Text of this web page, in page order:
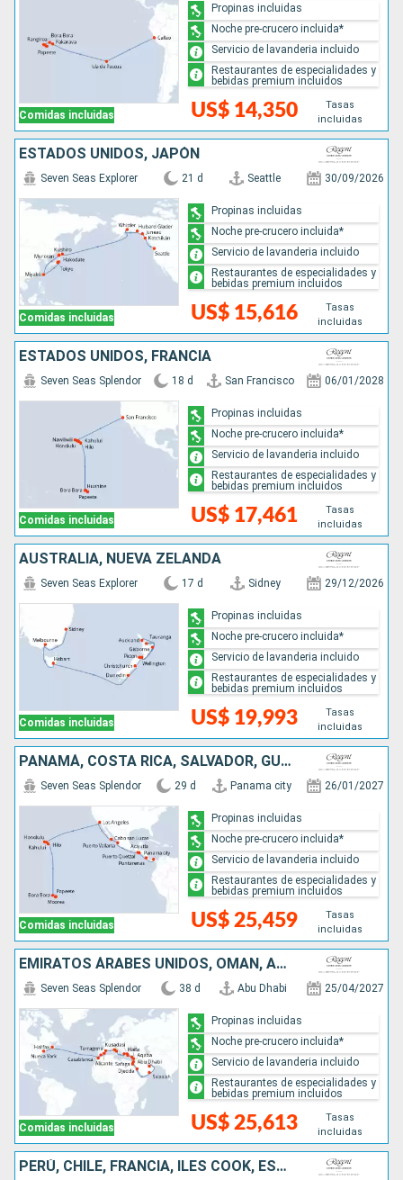
Comidas incluidas US$ 14,350
Tasas
incluidas
Propinas incluidas
Noche pre-crucero incluida*
Servicio de lavanderia incluido
Restaurantes de especialidades y
bebidas premium incluidos
ESTADOS UNIDOS, JAPÓN
Comidas incluidas
Seven Seas Explorer 21 d Seattle 30/09/2026
US$ 15,616
Tasas
incluidas
Propinas incluidas
Noche pre-crucero incluida*
Servicio de lavanderia incluido
Restaurantes de especialidades y
bebidas premium incluidos
ESTADOS UNIDOS, FRANCIA
Comidas incluidas
Seven Seas Splendor 18 d San Francisco 06/01/2028
US$ 17,461
Tasas
incluidas
Propinas incluidas
Noche pre-crucero incluida*
Servicio de lavanderia incluido
Restaurantes de especialidades y
bebidas premium incluidos
AUSTRALIA, NUEVA ZELANDA
Comidas incluidas
Seven Seas Explorer 17 d Sidney 29/12/2026
US$ 19,993
Tasas
incluidas
Propinas incluidas
Noche pre-crucero incluida*
Servicio de lavanderia incluido
Restaurantes de especialidades y
bebidas premium incluidos
PANAMÁ, COSTA RICA, SALVADOR, GUATEMALA, MÉXICO, ESTADOS UNIDOS, FRANCIA
Comidas incluidas
Seven Seas Splendor 29 d Panama city 26/01/2027
US$ 25,459
Tasas
incluidas
Propinas incluidas
Noche pre-crucero incluida*
Servicio de lavanderia incluido
Restaurantes de especialidades y
bebidas premium incluidos
EMIRATOS ÁRABES UNIDOS, OMAN, ARABIA SAUDÍ, EGIPTO, JORDANIA, ISRAEL, CHIPRE, TURQUÍA, GRECIA, ITALIA, ESPAÑA, MARRUECOS, CANADÁ, ESTADOS UNIDOS
Comidas incluidas
Seven Seas Splendor 38 d Abu Dhabi 25/04/2027
US$ 25,613
Tasas
incluidas
Propinas incluidas
Noche pre-crucero incluida*
Servicio de lavanderia incluido
Restaurantes de especialidades y
bebidas premium incluidos
PERÚ, CHILE, FRANCIA, ILES COOK, ESTADOS UNIDOS, SAMOA, TONGA, FIDJI (ISLAS), VANUATU, NUEVA CALEDONIA, AUSTRALIA